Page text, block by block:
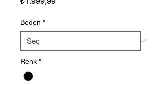
Beden *
Renk *